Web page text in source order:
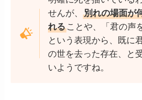
せんが、 別れの場面が
れることや、「君の声
という表現から、既に
の世を去った存在、と
いようですね。